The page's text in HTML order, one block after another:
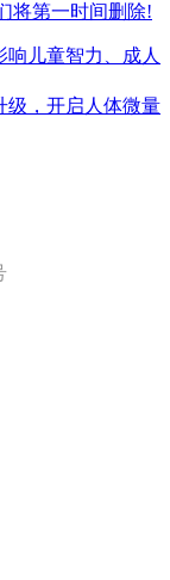
将第一时间删除!
响儿童智力、成人
级，开启人体微量